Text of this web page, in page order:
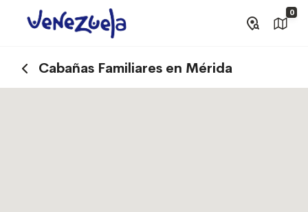
0
Cabañas Familiares en Mérida